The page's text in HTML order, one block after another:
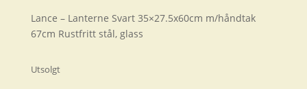
Lance – Lanterne Svart 35×27.5x60cm m/håndtak
67cm Rustfritt stål, glass
Utsolgt